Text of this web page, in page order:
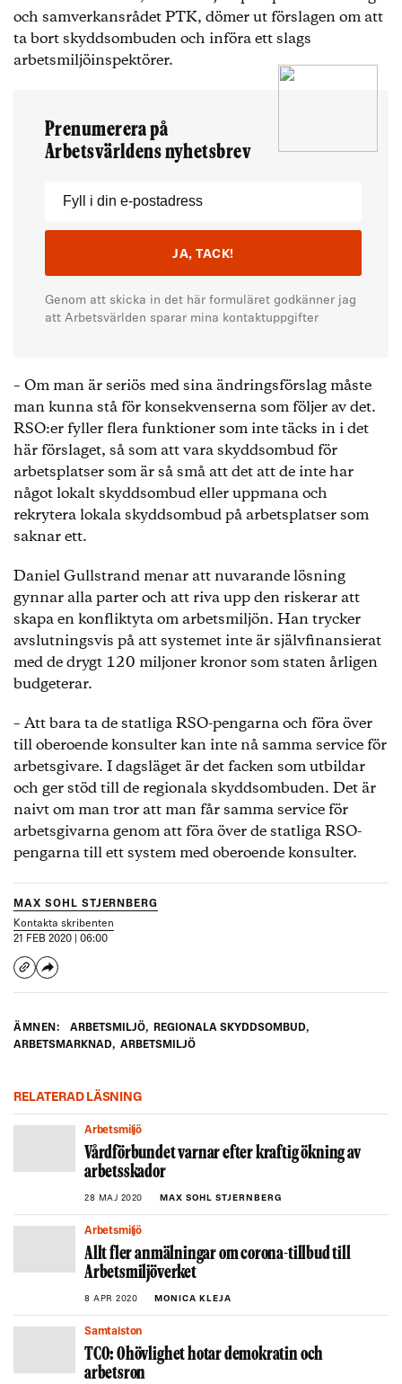
och samverkansrådet PTK, dömer ut förslagen om att
ta bort skyddsombuden och införa ett slags
arbetsmiljöinspektörer.
Prenumerera på
Arbetsvärldens nyhetsbrev
Genom att skicka in det här formuläret godkänner jag
att Arbetsvärlden sparar mina kontaktuppgifter
– Om man är seriös med sina ändringsförslag måste
man kunna stå för konsekvenserna som följer av det.
RSO:er fyller flera funktioner som inte täcks in i det
här förslaget, så som att vara skyddsombud för
arbetsplatser som är så små att det att de inte har
något lokalt skyddsombud eller uppmana och
rekrytera lokala skyddsombud på arbetsplatser som
saknar ett.
Daniel Gullstrand menar att nuvarande lösning
gynnar alla parter och att riva upp den riskerar att
skapa en konfliktyta om arbetsmiljön. Han trycker
avslutningsvis på att systemet inte är självfinansierat
med de drygt 120 miljoner kronor som staten årligen
budgeterar.
– Att bara ta de statliga RSO-pengarna och föra över
till oberoende konsulter kan inte nå samma service för
arbetsgivare. I dagsläget är det facken som utbildar
och ger stöd till de regionala skyddsombuden. Det är
naivt om man tror att man får samma service för
arbetsgivarna genom att föra över de statliga RSO-
pengarna till ett system med oberoende konsulter.
MAX SOHL STJERNBERG
Kontakta skribenten
21 FEB 2020 | 06:00
ÄMNEN: ARBETSMILJÖ, REGIONALA SKYDDSOMBUD,
ARBETSMARKNAD, ARBETSMILJÖ
RELATERAD LÄSNING
Arbetsmiljö
Vårdförbundet varnar efter kraftig ökning av
arbetsskador
28 MAJ 2020 MAX SOHL STJERNBERG
Arbetsmiljö
Allt fler anmälningar om corona-tillbud till
Arbetsmiljöverket
8 APR 2020 MONICA KLEJA
Samtalston
TCO: Ohövlighet hotar demokratin och
arbetsron